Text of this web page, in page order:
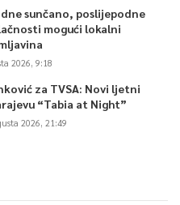
sunčano, poslijepodne
mogući lokalni
2026, 9:18
za TVSA: Novi ljetni
“Tabia at Night”
2026, 21:49